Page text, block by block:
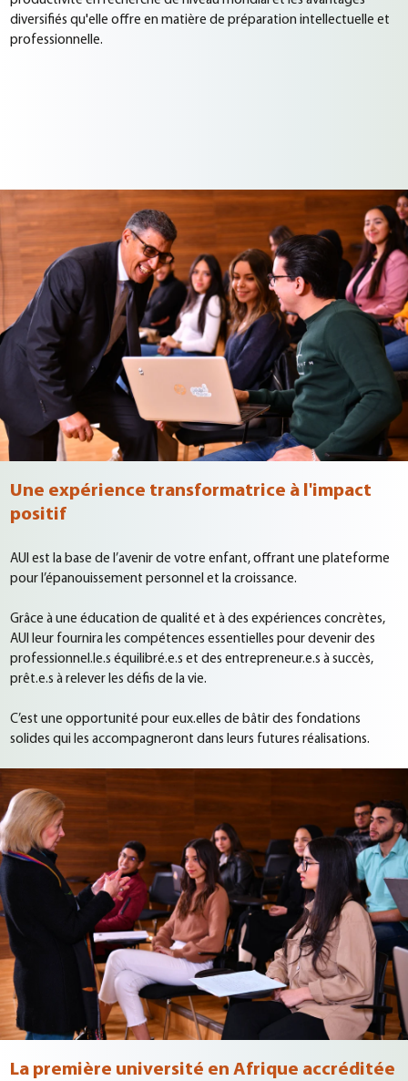
diversifiés qu'elle offre en matière de préparation intellectuelle et
professionnelle.
Une expérience transformatrice à l'impact
positif
AUI est la base de l’avenir de votre enfant, offrant une plateforme
pour l’épanouissement personnel et la croissance.
Grâce à une éducation de qualité et à des expériences concrètes,
AUI leur fournira les compétences essentielles pour devenir des
professionnel.le.s équilibré.e.s et des entrepreneur.e.s à succès,
prêt.e.s à relever les défis de la vie.
C’est une opportunité pour eux.elles de bâtir des fondations
solides qui les accompagneront dans leurs futures réalisations.
La première université en Afrique accréditée